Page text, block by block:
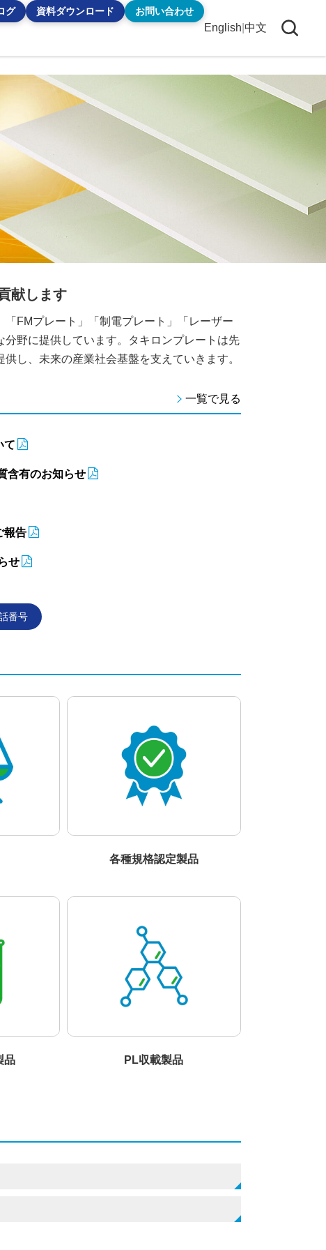
グ 資料ダウンロード お問い合わせ
English 中文
献します
FMプレート」「制電プレート」「レーザー
野に提供しています。タキロンプレートは先
し、未来の産業社会基盤を支えていきます。
一覧で見る
て
含有のお知らせ
報告
せ
番号
各種規格認定製品
品 PL収載製品